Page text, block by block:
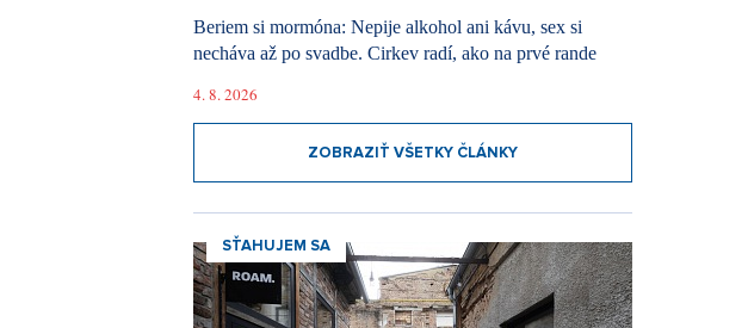
Beriem si mormóna: Nepije alkohol ani kávu, sex si
necháva až po svadbe. Cirkev radí, ako na prvé rande
4. 8. 2026
ZOBRAZIŤ VŠETKY ČLÁNKY
SŤAHUJEM SA